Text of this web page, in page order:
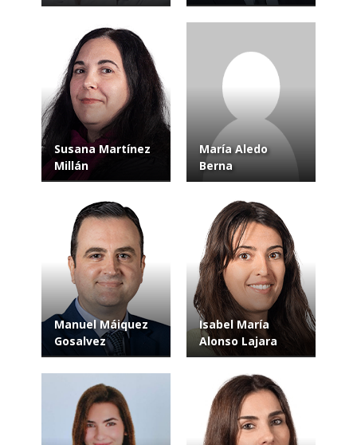
Susana Martínez
Millán
María Aledo
Berna
Manuel Máiquez
Gosalvez
Isabel María
Alonso Lajara